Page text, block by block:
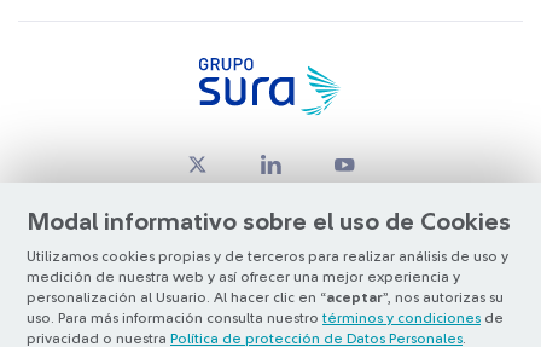
Modal informativo sobre el uso de Cookies
Utilizamos cookies propias y de terceros para realizar análisis de uso y
medición de nuestra web y así ofrecer una mejor experiencia y
personalización al Usuario. Al hacer clic en “aceptar”, nos autorizas su
uso. Para más información consulta nuestro términos y condiciones de
privacidad o nuestra Política de protección de Datos Personales
© Copyright Grupo SURA 2026